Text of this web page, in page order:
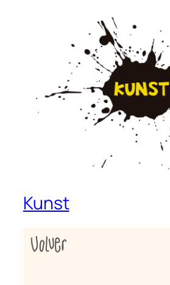
Kunst